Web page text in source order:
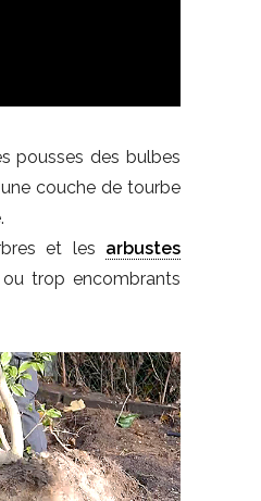
pousses des bulbes
couche de tourbe
et les arbustes
trop encombrants